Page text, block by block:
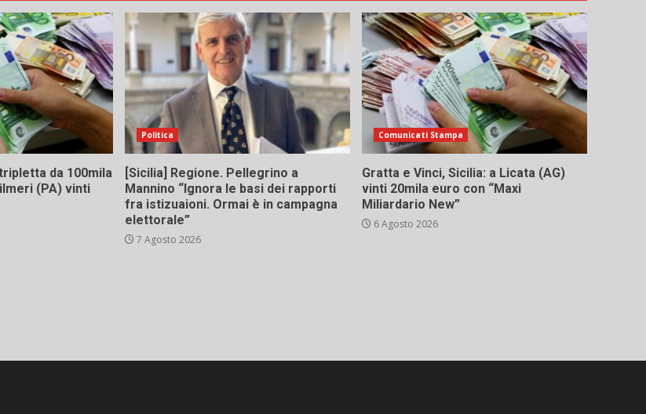
da 100mila
(PA) vinti
Politica
[Sicilia] Regione. Pellegrino a
Mannino “Ignora le basi dei rapporti
fra istizuaioni. Ormai è in campagna
elettorale”
7 Agosto 2026
Comunicati Stampa
Gratta e Vinci, Sicilia: a Licata (AG)
vinti 20mila euro con “Maxi
Miliardario New”
6 Agosto 2026